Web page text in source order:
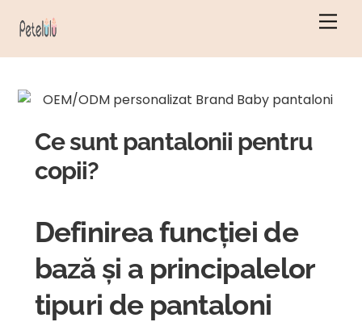
Ce sunt pantalonii pentru
copii?
Definirea funcției de
bază și a principalelor
tipuri de pantaloni